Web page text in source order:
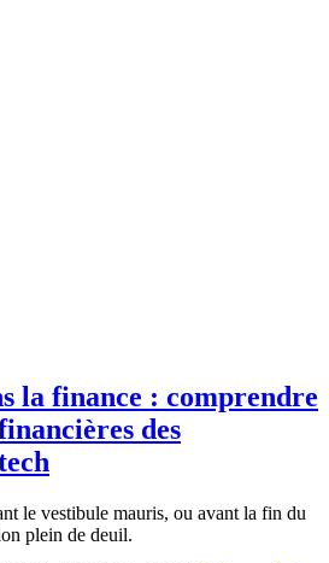
la finance : comprendre
des
le vestibule mauris, ou avant la fin du
plein de deuil.